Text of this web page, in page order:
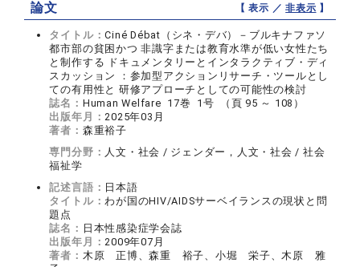
論文 【 表示 ／非表示 】
タイトル：Ciné Débat（シネ・デバ）－ブルキナファソ
都市部の貧困かつ 非識字または教育水準が低い女性たち
と制作する ドキュメンタリーとインタラクティブ・ディ
スカッション ：参加型アクションリサーチ・ツールとし
ての有用性と 研修アプローチとしての可能性の検討
誌名： Human Welfare 17巻 1号 （頁 95 ～ 108）
出版年月：2025年03月
著者： 森重裕子
専門分野： 人文・社会 / ジェンダー，人文・社会 / 社会
福祉学
記述言語： 日本語
タイトル：わが国のHIV/AIDSサーベイランスの現状と問
題点
誌名： 日本性感染症学会誌
出版年月：2009年07月
著者： 木原 正博、森重 裕子、小堀 栄子、木原 雅